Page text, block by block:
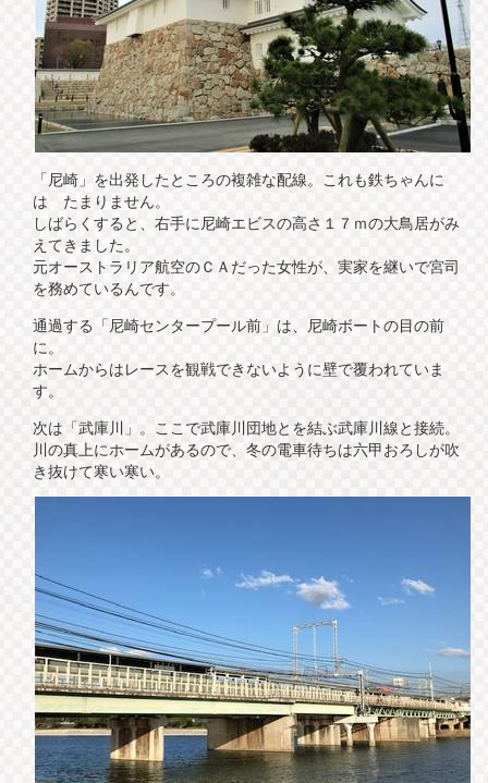
「尼崎」を出発したところの複雑な配線。これも鉄ちゃんに
は たまりません。
しばらくすると、右手に尼崎エビスの高さ１７ｍの大鳥居がみ
えてきました。
元オーストラリア航空のＣＡだった女性が、実家を継いで宮司
を務めているんです。
通過する「尼崎センタープール前」は、尼崎ボートの目の前
に。
ホームからはレースを観戦できないように壁で覆われていま
す。
次は「武庫川」。ここで武庫川団地とを結ぶ武庫川線と接続。
川の真上にホームがあるので、冬の電車待ちは六甲おろしが吹
き抜けて寒い寒い。